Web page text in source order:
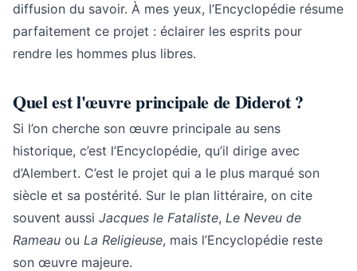
diffusion du savoir. À mes yeux, l’Encyclopédie résume
parfaitement ce projet : éclairer les esprits pour
rendre les hommes plus libres.
Quel est l'œuvre principale de Diderot ?
Si l’on cherche son œuvre principale au sens
historique, c’est l’Encyclopédie, qu’il dirige avec
d’Alembert. C’est le projet qui a le plus marqué son
siècle et sa postérité. Sur le plan littéraire, on cite
souvent aussi Jacques le Fataliste, Le Neveu de
Rameau ou La Religieuse, mais l’Encyclopédie reste
son œuvre majeure.